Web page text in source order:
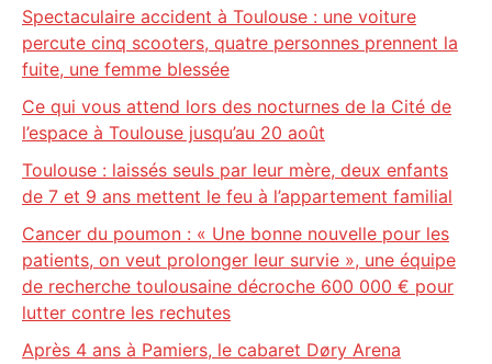
Spectaculaire accident à Toulouse : une voiture
percute cinq scooters, quatre personnes prennent la
fuite, une femme blessée
Ce qui vous attend lors des nocturnes de la Cité de
l’espace à Toulouse jusqu’au 20 août
Toulouse : laissés seuls par leur mère, deux enfants
de 7 et 9 ans mettent le feu à l’appartement familial
Cancer du poumon : « Une bonne nouvelle pour les
patients, on veut prolonger leur survie », une équipe
de recherche toulousaine décroche 600 000 € pour
lutter contre les rechutes
Après 4 ans à Pamiers, le cabaret Døry Arena